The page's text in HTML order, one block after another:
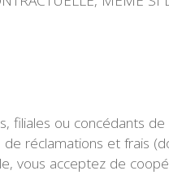
filiales ou concédants de
réclamations et frais
vous acceptez de